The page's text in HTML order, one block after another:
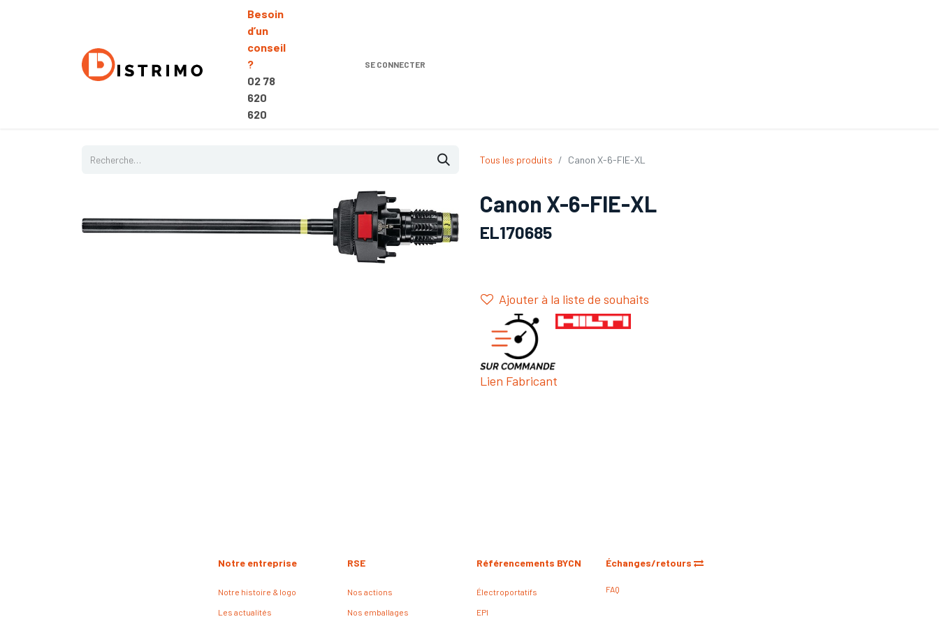
Besoin
d’un
conseil
?
02 78
620
620
SE CONNECTER
Tous les produits Canon X-6-FIE-XL
Canon X-6-FIE-XL
EL170685
Ajouter à la liste de souhaits
Lien Fabricant
Échanges/retours
FAQ
Référencements BYCN
Électroportatifs
EPI
RSE
Nos actions
Nos emballages
Notre entreprise
Notre histoire & logo
Les actualités